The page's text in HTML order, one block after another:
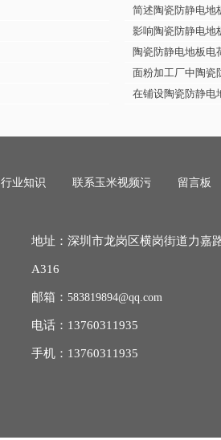
简述陶瓷防静电地
影响陶瓷防静电地
陶瓷防静电地板电
面粉加工厂中陶瓷
在铺设陶瓷防静电
行业知识 联系玉米视频污 留言板
地址：深圳市龙岗区横岗街道力嘉
A316
邮箱： 583819894@qq.com
电话：13760311935
手机：13760311935